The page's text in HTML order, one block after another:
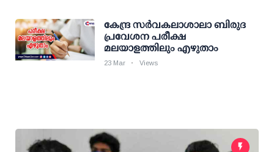
കേന്ദ്ര സര്‍വകലാശാലാ ബിരുദ
പ്രവേശന പരീക്ഷ
മലയാളത്തിലും എഴുതാം
23 Mar Views